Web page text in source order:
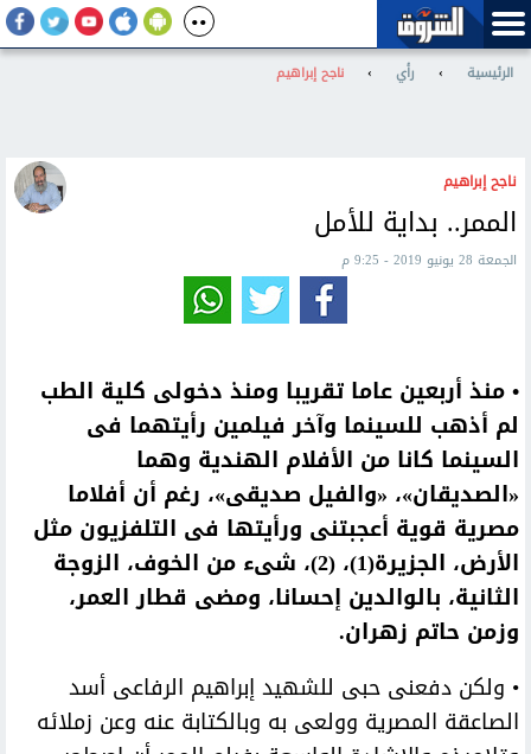
الرئيسية › رأي › ناجح إبراهيم
ناجح إبراهيم
الممر.. بداية للأمل
الجمعة 28 يونيو 2019 - 9:25 م
• منذ أربعين عاما تقريبا ومنذ دخولى كلية الطب
لم أذهب للسينما وآخر فيلمين رأيتهما فى
السينما كانا من الأفلام الهندية وهما
«الصديقان»، «والفيل صديقى»، رغم أن أفلاما
مصرية قوية أعجبتنى ورأيتها فى التلفزيون مثل
الأرض، الجزيرة(1)، (2)، شىء من الخوف، الزوجة
الثانية، بالوالدين إحسانا، ومضى قطار العمر،
وزمن حاتم زهران.
• ولكن دفعنى حبى للشهيد إبراهيم الرفاعى أسد
الصاعقة المصرية وولعى به وبالكتابة عنه وعن زملائه